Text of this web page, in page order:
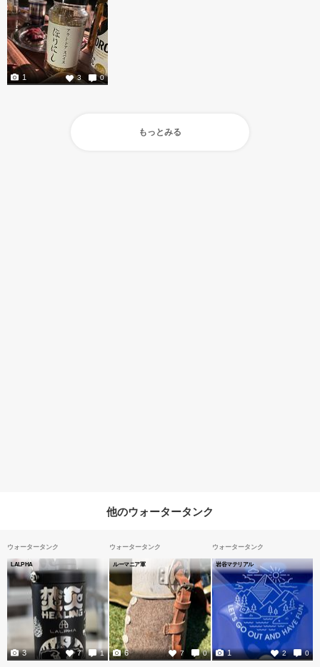
3 0
1
もっとみる
他のウォータータンク
ウォータータンク
LALPHA
7 1
3
ウォータータンク
ルーマニア軍
7 0
6
ウォータータンク
岩谷マテリアル
2 0
1